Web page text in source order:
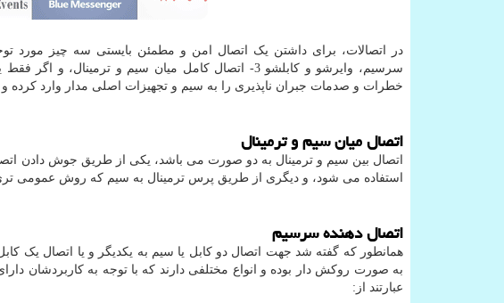
سرسیم، وایرشو و کابلشو 3- اتصال کامل میان سیم و
خطرات و صدمات جبران ناپذیری را به سیم و تجهیزات اصلی مدار وارد
اتصال میان سیم و ترمینال
اتصال بین سیم و ترمینال به دو صورت می باشد، یکی از طریق جوش دادن
استفاده می شود، و دیگری از طریق پرس ترمینال به سیم که روش عمومی
اتصال دهنده سرسیم
همانطور که گفته شد جهت اتصال دو کابل یا سیم به یکدیگر و یا اتصال یک
به صورت روکش دار بوده و انواع مختلفی دارند که با توجه به
عبارتند از: